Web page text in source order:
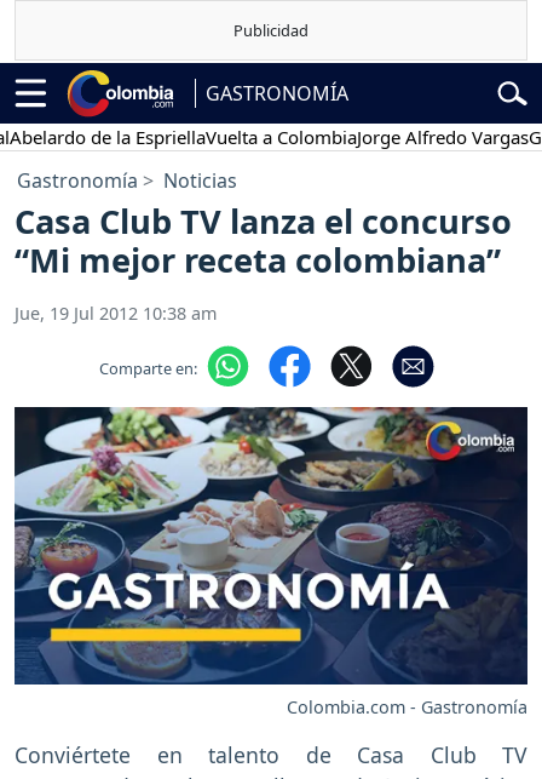
GASTRONOMÍA
de la EspriellaVuelta a ColombiaJorge Alfredo Vargas
Gastronomía Noticias
Casa Club TV lanza el concurso
“Mi mejor receta colombiana”
Jue, 19 Jul 2012 10:38 am
Comparte en:
Colombia.com - Gastronomía
Conviértete en talento de Casa Club TV